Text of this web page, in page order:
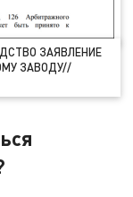
ЗАЯВЛЕНИЕ
ЗАВОДУ//